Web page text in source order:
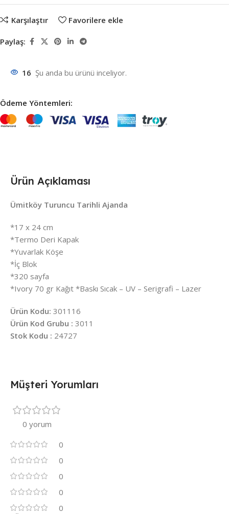
Karşılaştır Favorilere ekle
Paylaş:
16 Şu anda bu ürünü inceliyor.
Ödeme Yöntemleri:
Ürün Açıklaması
Ümitköy Turuncu Tarihli Ajanda
*17 x 24 cm
*Termo Deri Kapak
*Yuvarlak Köşe
*İç Blok
*320 sayfa
*Ivory 70 gr Kağıt *Baskı Sıcak – UV – Serigrafi – Lazer
Ürün Kodu: 301116
Ürün Kod Grubu : 3011
Stok Kodu : 24727
Müşteri Yorumları
0 yorum
0
0
0
0
0